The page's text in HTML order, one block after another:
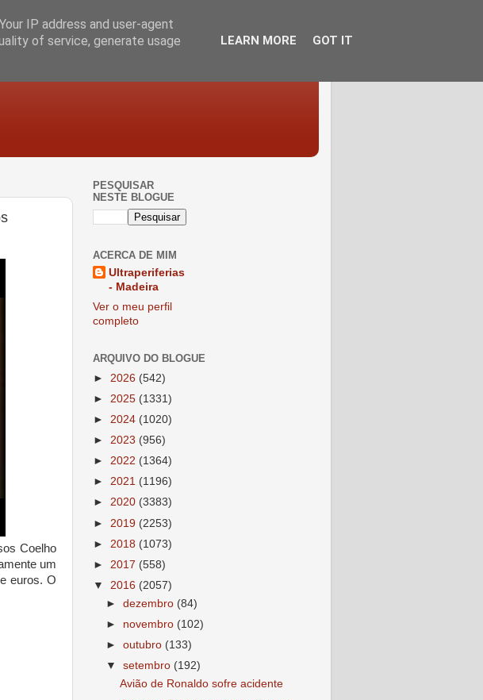
Coelho
um
euros. O
PESQUISAR
NESTE BLOGUE
ACERCA DE MIM
Ultraperiferias
- Madeira
Ver o meu perfil
completo
ARQUIVO DO BLOGUE
► 2026 (542)
► 2025 (1331)
► 2024 (1020)
► 2023 (956)
► 2022 (1364)
► 2021 (1196)
► 2020 (3383)
► 2019 (2253)
► 2018 (1073)
► 2017 (558)
▼ 2016 (2057)
►dezembro (84)
► novembro (102)
►outubro (133)
▼setembro (192)
Avião de Ronaldo sofre acidente
IP address and user-agent
of service, generate usage
LEARN MORE GOT IT